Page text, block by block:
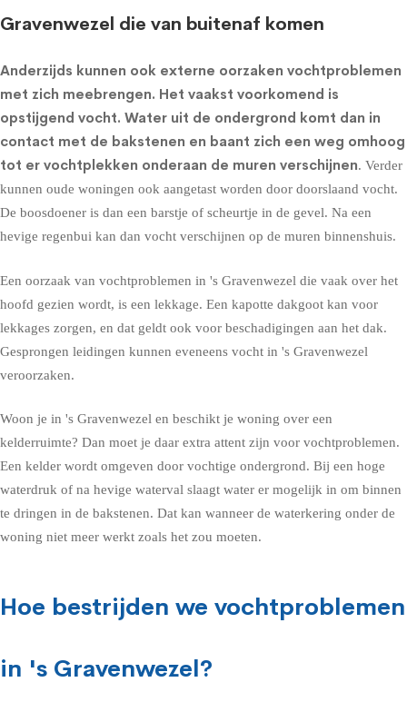
Gravenwezel die van buitenaf komen
Anderzijds kunnen ook externe oorzaken vochtproblemen
met zich meebrengen. Het vaakst voorkomend is
opstijgend vocht. Water uit de ondergrond komt dan in
contact met de bakstenen en baant zich een weg omhoog
tot er vochtplekken onderaan de muren verschijnen. Verder
kunnen oude woningen ook aangetast worden door doorslaand vocht.
De boosdoener is dan een barstje of scheurtje in de gevel. Na een
hevige regenbui kan dan vocht verschijnen op de muren binnenshuis.
Een oorzaak van vochtproblemen in 's Gravenwezel die vaak over het
hoofd gezien wordt, is een lekkage. Een kapotte dakgoot kan voor
lekkages zorgen, en dat geldt ook voor beschadigingen aan het dak.
Gesprongen leidingen kunnen eveneens vocht in 's Gravenwezel
veroorzaken.
Woon je in 's Gravenwezel en beschikt je woning over een
kelderruimte? Dan moet je daar extra attent zijn voor vochtproblemen.
Een kelder wordt omgeven door vochtige ondergrond. Bij een hoge
waterdruk of na hevige waterval slaagt water er mogelijk in om binnen
te dringen in de bakstenen. Dat kan wanneer de waterkering onder de
woning niet meer werkt zoals het zou moeten.
Hoe bestrijden we vochtproblemen
in 's Gravenwezel?